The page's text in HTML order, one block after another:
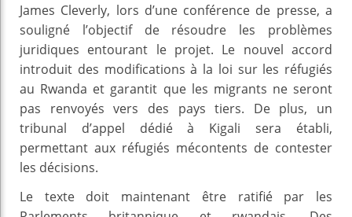
James Cleverly, lors d’une conférence de presse, a
souligné l’objectif de résoudre les problèmes
juridiques entourant le projet. Le nouvel accord
introduit des modifications à la loi sur les réfugiés
au Rwanda et garantit que les migrants ne seront
pas renvoyés vers des pays tiers. De plus, un
tribunal d’appel dédié à Kigali sera établi,
permettant aux réfugiés mécontents de contester
les décisions.
Le texte doit maintenant être ratifié par les